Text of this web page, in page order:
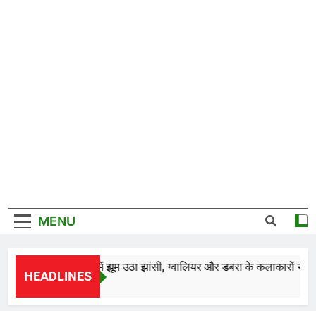
MENU
HEADLINES
चालीहा महोत्सव में झूम उठा झांसी, ग्वालियर और डबरा के कलाकारों ने
Ago